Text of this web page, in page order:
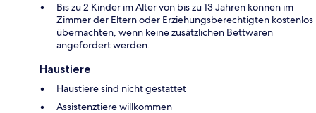
Bis zu 2 Kinder im Alter von bis zu 13 Jahren können im
Zimmer der Eltern oder Erziehungsberechtigten kostenlos
übernachten, wenn keine zusätzlichen Bettwaren
angefordert werden.
Haustiere
Haustiere sind nicht gestattet
Assistenztiere willkommen